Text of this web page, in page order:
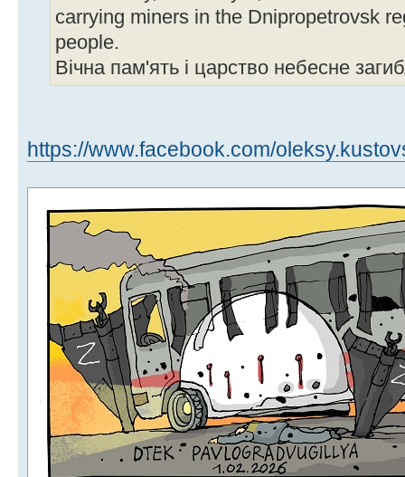
carrying miners in the Dnipropetrovsk
people.
Вічна пам'ять і царство небесне
https://www.facebook.com/